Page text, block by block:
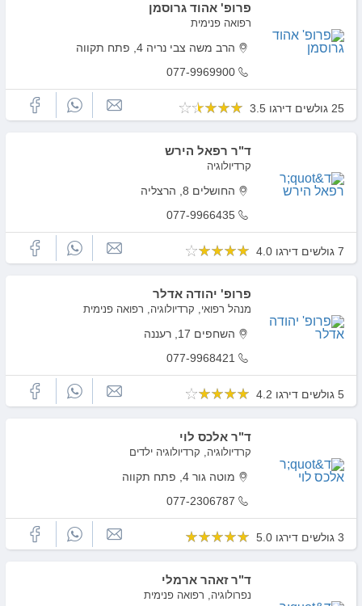
פרופ' אהוד גרוסמן
רפואה פנימית
הרב משה צבי נריה 4, פתח תקווה
077-9969900
25 גולשים דירגו 3.5
ד"ר רפאל הירש
קרדיולוגיה
החושלים 8, הרצליה
077-9966435
7 גולשים דירגו 4.0
פרופ' יהודה אדלר
מנהל רפואי, קרדיולוגיה, רפואה פנימית
השחפים 17, רעננה
077-9968421
5 גולשים דירגו 4.2
ד"ר אלכס לוי
קרדיולוגיה, קרדיולוגיה ילדים
מוטה גור 4, פתח תקווה
077-2306787
3 גולשים דירגו 5.0
ד"ר זאהר ארמלי
נפרולוגיה, רפואה פנימית